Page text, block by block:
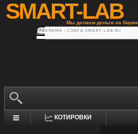
SMART-LAB
Мы делаем деньги на бирже
РЕКЛАМА • CONFA.SMART-LAB.RU
КОТИРОВКИ